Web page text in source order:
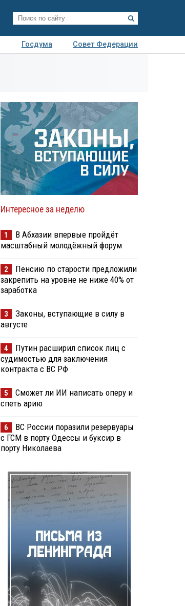
Госдума
Совет Федерации
Интересное за неделю
1
В Абхазии впервые пройдёт
масштабный молодёжный форум
2
Пенсию по старости предложили
закрепить на уровне не ниже 40% от
заработка
3
Законы, вступающие в силу в
августе
4
Путин расширил список лиц с
судимостью для заключения
контракта с ВС РФ
5
Сможет ли ИИ написать оперу и
спеть арию
6
ВС России поразили резервуары
с ГСМ в порту Одессы и буксир в
порту Николаева